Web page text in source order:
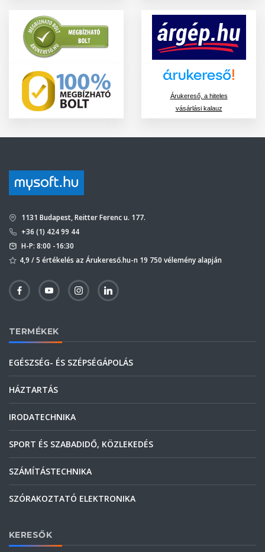
Árukereső, a hiteles
vásárlási kalauz
1131 Budapest, Reitter Ferenc u. 177.
+36 (1) 424 99 44
H-P: 8:00 -16:30
4,9 / 5 értékelés az Árukereső.hu-n 19 750 vélemény alapján
TERMÉKEK
EGÉSZSÉG- ÉS SZÉPSÉGÁPOLÁS
HÁZTARTÁS
IRODATECHNIKA
SPORT ÉS SZABADIDŐ, KÖZLEKEDÉS
SZÁMÍTÁSTECHNIKA
SZÓRAKOZTATÓ ELEKTRONIKA
KERESŐK